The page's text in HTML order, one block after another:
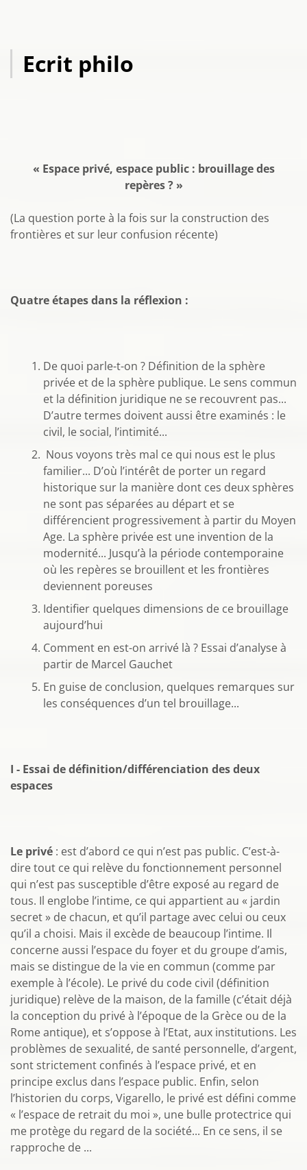
Ecrit philo
« Espace privé, espace public : brouillage des
repères ? »
(La question porte à la fois sur la construction des
frontières et sur leur confusion récente)
Quatre étapes dans la réflexion :
De quoi parle-t-on ? Définition de la sphère
privée et de la sphère publique. Le sens commun
et la définition juridique ne se recouvrent pas...
D’autre termes doivent aussi être examinés : le
civil, le social, l’intimité...
Nous voyons très mal ce qui nous est le plus
familier... D’où l’intérêt de porter un regard
historique sur la manière dont ces deux sphères
ne sont pas séparées au départ et se
différencient progressivement à partir du Moyen
Age. La sphère privée est une invention de la
modernité... Jusqu’à la période contemporaine
où les repères se brouillent et les frontières
deviennent poreuses
Identifier quelques dimensions de ce brouillage
aujourd’hui
Comment en est-on arrivé là ? Essai d’analyse à
partir de Marcel Gauchet
En guise de conclusion, quelques remarques sur
les conséquences d’un tel brouillage...
I - Essai de définition/différenciation des deux
espaces
Le privé : est d’abord ce qui n’est pas public. C’est-à-
dire tout ce qui relève du fonctionnement personnel
qui n’est pas susceptible d’être exposé au regard de
tous. Il englobe l’intime, ce qui appartient au « jardin
secret » de chacun, et qu’il partage avec celui ou ceux
qu’il a choisi. Mais il excède de beaucoup l’intime. Il
concerne aussi l’espace du foyer et du groupe d’amis,
mais se distingue de la vie en commun (comme par
exemple à l’école). Le privé du code civil (définition
juridique) relève de la maison, de la famille (c’était déjà
la conception du privé à l’époque de la Grèce ou de la
Rome antique), et s’oppose à l’Etat, aux institutions. Les
problèmes de sexualité, de santé personnelle, d’argent,
sont strictement confinés à l’espace privé, et en
principe exclus dans l’espace public. Enfin, selon
l’historien du corps, Vigarello, le privé est défini comme
« l’espace de retrait du moi », une bulle protectrice qui
me protège du regard de la société... En ce sens, il se
rapproche de ...